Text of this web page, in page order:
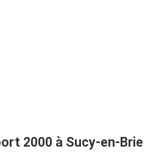
2000 à Sucy-en-Brie